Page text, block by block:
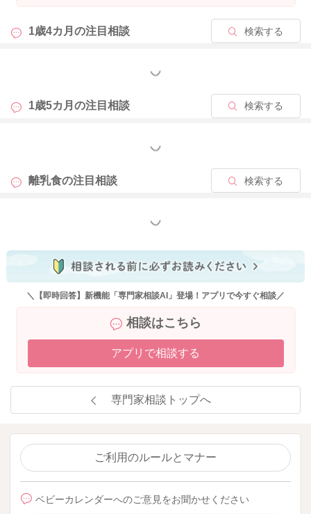
1歳4カ月の注目相談 検索する
もっと見る
1歳5カ月の注目相談 検索する
もっと見る
離乳食の注目相談 検索する
もっと見る
＼【即時回答】新機能「専門家相談AI」登場！アプリで今すぐ相談／
相談はこちら
アプリで相談する
専門家相談トップへ
ご利用のルールとマナー
ベビーカレンダーへのご意見をお聞かせください